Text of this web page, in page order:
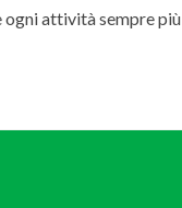
ogni attività sempre più